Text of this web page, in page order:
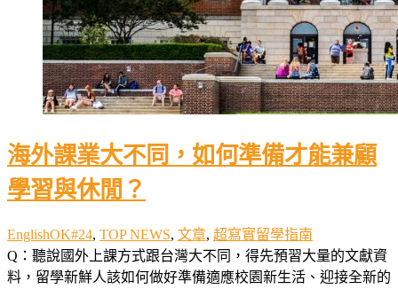
海外課業大不同，如何準備才能兼顧
學習與休閒？
EnglishOK#24, TOP NEWS, 文章, 超寫實留學指南
Q：聽說國外上課方式跟台灣大不同，得先預習大量的文獻資
料，留學新鮮人該如何做好準備適應校園新生活、迎接全新的